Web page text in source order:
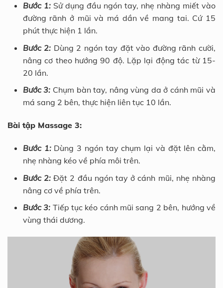
Bước 1: Sử dụng đầu ngón tay, nhẹ nhàng miết vào
đường rãnh ở mũi và má dần về mang tai. Cứ 15
phút thực hiện 1 lần.
Bước 2: Dùng 2 ngón tay đặt vào đường rãnh cười,
nâng cơ theo hướng 90 độ. Lặp lại động tác từ 15-
20 lần.
Bước 3: Chụm bàn tay, nâng vùng da ở cánh mũi và
má sang 2 bên, thực hiện liên tục 10 lần.
Bài tập Massage 3:
Bước 1:Dùng 3 ngón tay chụm lại và đặt lên cằm,
nhẹ nhàng kéo về phía môi trên.
Bước 2:Đặt 2 đầu ngón tay ở cánh mũi, nhẹ nhàng
nâng cơ về phía trên.
Bước 3: Tiếp tục kéo cánh mũi sang 2 bên, hướng về
vùng thái dương.